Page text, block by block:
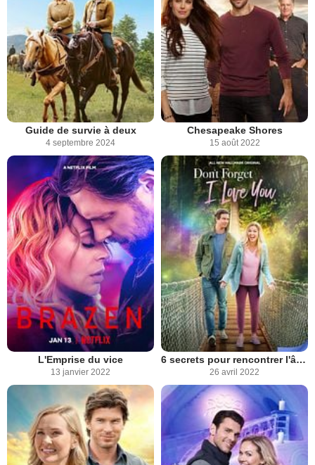
Guide de survie à deux
4 septembre 2024
Chesapeake Shores
15 août 2022
L'Emprise du vice
13 janvier 2022
6 secrets pour rencontrer l'âme sœur
26 avril 2022